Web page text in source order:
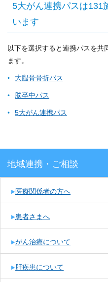
5大がん連携パスは131
います
以下を選択すると連携パスを共
ます。
大腿骨骨折パス
脳卒中パス
5大がん連携パス
地域連携・ご相談
医療関係者の方へ
患者さまへ
がん治療について
肝疾患について